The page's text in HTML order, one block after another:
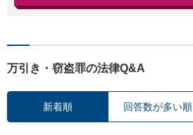
万引き・窃盗罪の法律Q&A
新着順 回答数が多い順